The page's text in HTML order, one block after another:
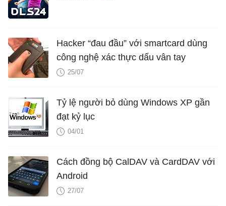
Hacker “đau đầu” với smartcard dùng
công nghệ xác thực dấu vân tay
25/07
Tỷ lệ người bỏ dùng Windows XP gần
đạt kỷ lục
04/01
Cách đồng bộ CalDAV và CardDAV với
Android
27/07